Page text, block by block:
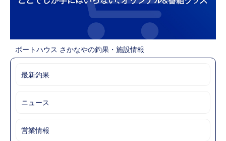
ボートハウス さかなやの釣果・施設情報
最新釣果
ニュース
営業情報